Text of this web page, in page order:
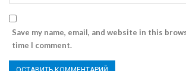
Save my name, email, and website in this
time I comment.